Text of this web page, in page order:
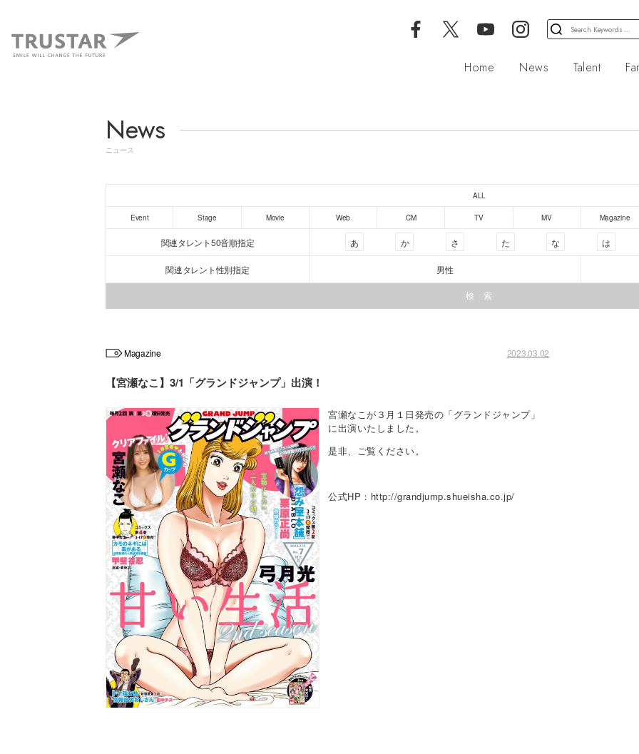
検
索
象:
Home News Talent
News
ニュース
ALL
Event Stage Movie Web CM TV MV Magazine
関連タレント50音順指定 あ か さ た な は
関連タレント性別指定 男性
Magazine 2023.03.02
【宮瀬なこ】3/1「グランドジャンプ」出演！
宮瀬なこが３月１日発売の「グランドジャンプ」
に出演いたしました。
是非、ご覧ください。
公式HP：http://grandjump.shueisha.co.jp/